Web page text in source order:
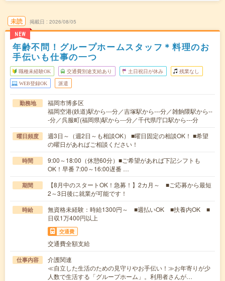
未読
NEW
掲載日 2026/08/05
年齢不問！グループホームスタッフ＊料理のお
手伝いも仕事の一つ
職種未経験OK 交通費別途支給あり 土日祝日が休み 残業なし
WEB登録OK 派遣
勤務地
福岡市博多区
福岡空港(鉄道)駅から---分／吉塚駅から---分／雑餉隈駅から--
-分／呉服町(福岡県)駅から---分／千代県庁口駅から---分
曜日頻度
週3日～（週2日～も相談OK） ■曜日固定の相談OK！ ■希望
の曜日があればご相談ください！
時間
9:00～18:00（休憩60分）■ご希望があれば下記シフトも
OK！早番 7:00～16:00遅番 …
期間
【8月中のスタートOK！急募！】2カ月～ ■ご応募から最短
2～3日後に就業が可能です！
時給
無資格未経験：時給1300円～ ■週払いOK ■扶養内OK ■
日収1万400円以上
交通費
交通費全額支給
仕事内容
介護関連
≪自立した生活のための見守りやお手伝い！≫お年寄りが少
人数で生活する「グループホーム」。利用者さんが…